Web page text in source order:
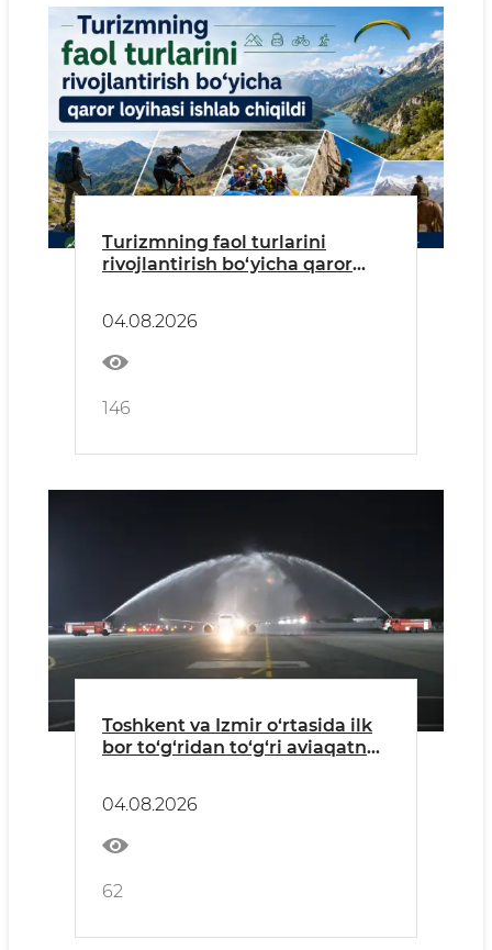
Turizmning faol turlarini
rivojlantirish bo‘yicha qaror
04.08.2026
146
Toshkent va Izmir o‘rtasida ilk
bor to‘g‘ridan to‘g‘ri aviaqatnov
04.08.2026
62